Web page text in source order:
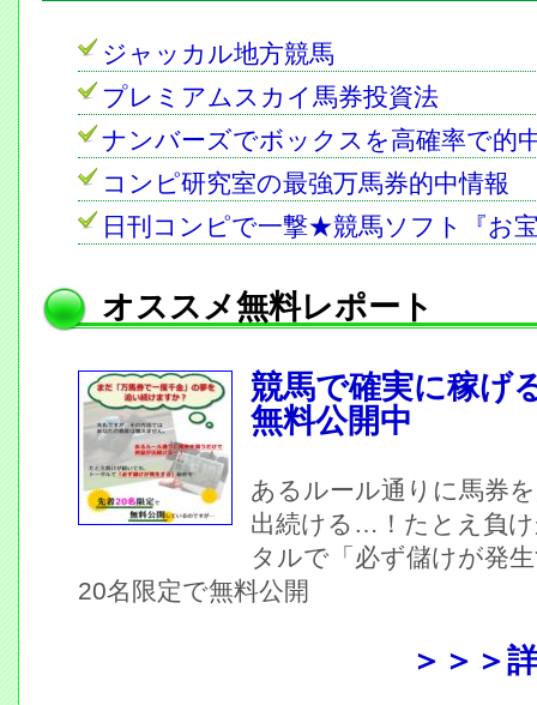
ジャッカル地方競馬
プレミアムスカイ馬券投資法
ナンバーズでボックスを高確率で的
コンピ研究室の最強万馬券的中情報
日刊コンピで一撃★競馬ソフト『お
オススメ無料レポート
競馬で確実に稼げ
無料公開中
あるルール通りに馬券
出続ける…！たとえ負
タルで「必ず儲けが発
20名限定で無料公開
＞＞＞